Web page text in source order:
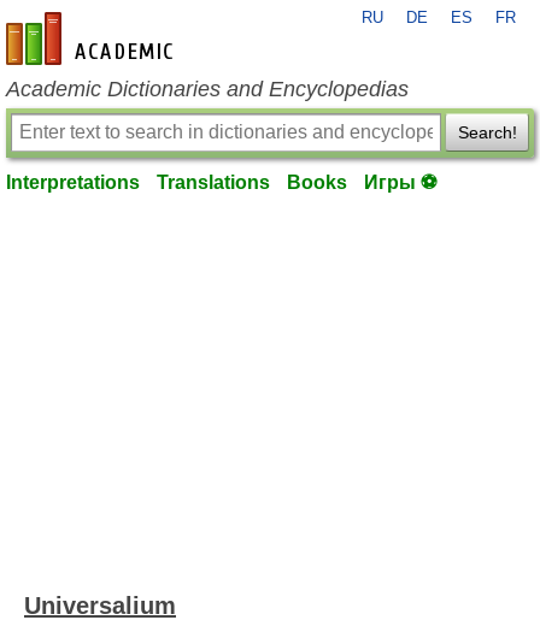
en-academic.com
RU DE ES FR
Academic Dictionaries and Encyclopedias
Search!
Interpretations Translations Books Игры ⚽
Universalium